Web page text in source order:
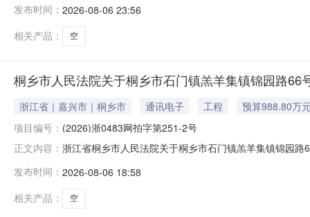
公告如下：一、拍卖标的：嘉兴市东升东路2505号、
发布时间： 2026-08-06 23:56
相关产品：
空
桐乡市人民法院关于桐乡市石门镇羔羊集镇锦园路
浙江省｜嘉兴市｜桐乡市 通讯电子 工程
预算988.80万
项目编号： (2026)浙0483网拍字第251-2号
正文内容： 浙江省桐乡市人民法院关于桐乡市石门镇羔羊集镇锦园
卖活动，现公告如下：一、拍卖标的：桐乡市石门镇羔
发布时间： 2026-08-06 18:58
相关产品：
空